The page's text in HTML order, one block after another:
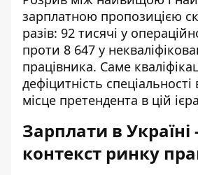
зарплатною пропозицією
разів: 92 тисячі у
проти 8 647 у
працівника. Саме
дефіцитність
місце претендента в цій
Зарплати в
контекст ринку